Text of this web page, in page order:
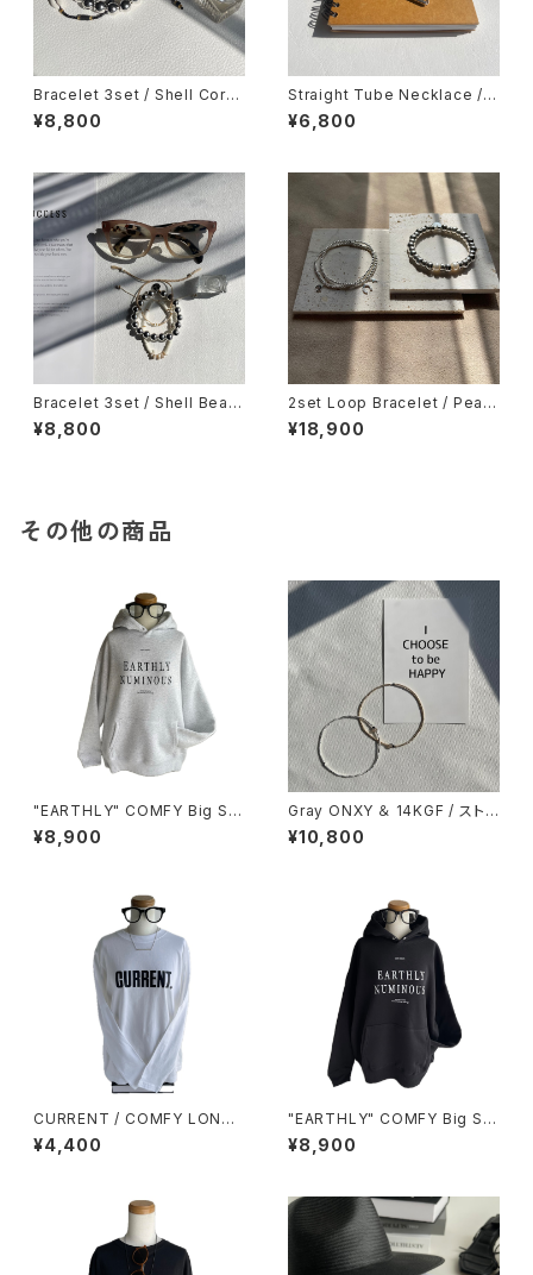
Bracelet 3set / Shell Cord
x Loop Silver / Black / ブレ
スレット
¥8,800
Straight Tube Necklace / s
terling silver / ネックレス
¥6,800
Bracelet 3set / Shell Bead
Cord x Loop Silver / Ivory /
ブレスレット
¥8,800
2set Loop Bracelet / Pearl
＆Lucky charm / silver / ブ
レスレット
¥18,900
その他の商品
"EARTHLY" COMFY Big Sil
houette Hoodie / Light Gra
y
¥8,900
Gray ONXY ＆ 14KGF / ストレ
ッチ ループ アンクレット
¥10,800
CURRENT / COMFY LONG
SLEEVE / ロングスリーブTシャ
ツ
¥4,400
"EARTHLY" COMFY Big Sil
houette Hoodie / Black
¥8,900